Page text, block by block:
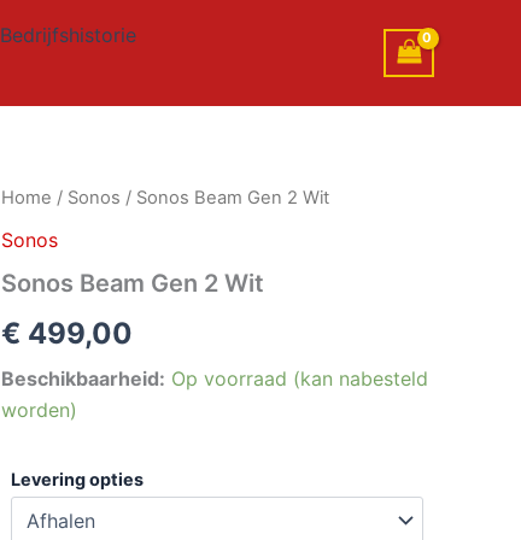
Bedrijfshistorie
Home / Sonos / Sonos Beam Gen 2 Wit
Sonos
Sonos Beam Gen 2 Wit
€ 499,00
Beschikbaarheid: Op voorraad (kan nabesteld
worden)
Levering opties
Sonos
Gen
Wit